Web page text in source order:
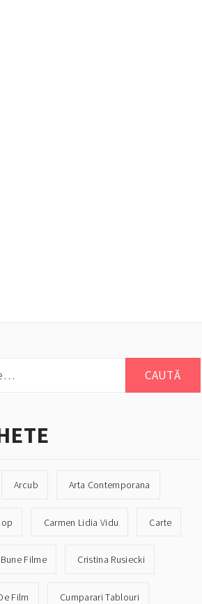
Arcub Arta Contemporana
Carmen Lidia Vidu Carte
Filme Cristina Rusiecki
Film Cumparari Tablouri